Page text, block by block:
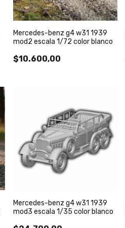
Mercedes-benz g4 w31 1939
mod2 escala 1/72 color blanco
$10.600,00
Mercedes-benz g4 w31 1939
mod3 escala 1/35 color blanco